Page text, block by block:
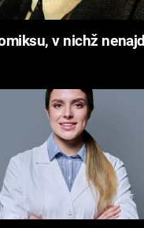
v nichž